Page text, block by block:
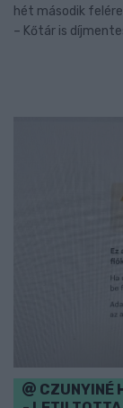
hét második
– Kőtár is
CZUNYINÉ